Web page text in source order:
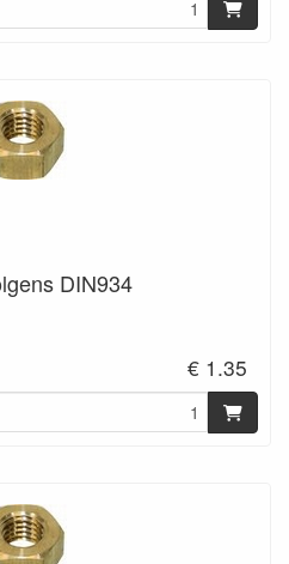
DIN934
€ 1.35